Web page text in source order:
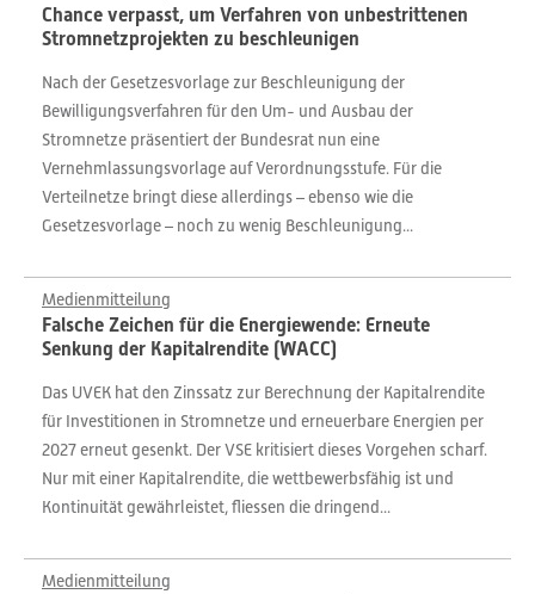
Chance verpasst, um Verfahren von unbestrittenen
Stromnetzprojekten zu beschleunigen
Nach der Gesetzesvorlage zur Beschleunigung der
Bewilligungsverfahren für den Um- und Ausbau der
Stromnetze präsentiert der Bundesrat nun eine
Vernehmlassungsvorlage auf Verordnungsstufe. Für die
Verteilnetze bringt diese allerdings – ebenso wie die
Gesetzesvorlage – noch zu wenig Beschleunigung...
Medienmitteilung
Falsche Zeichen für die Energiewende: Erneute
Senkung der Kapitalrendite (WACC)
Das UVEK hat den Zinssatz zur Berechnung der Kapitalrendite
für Investitionen in Stromnetze und erneuerbare Energien per
2027 erneut gesenkt. Der VSE kritisiert dieses Vorgehen scharf.
Nur mit einer Kapitalrendite, die wettbewerbsfähig ist und
Kontinuität gewährleistet, fliessen die dringend...
Medienmitteilung